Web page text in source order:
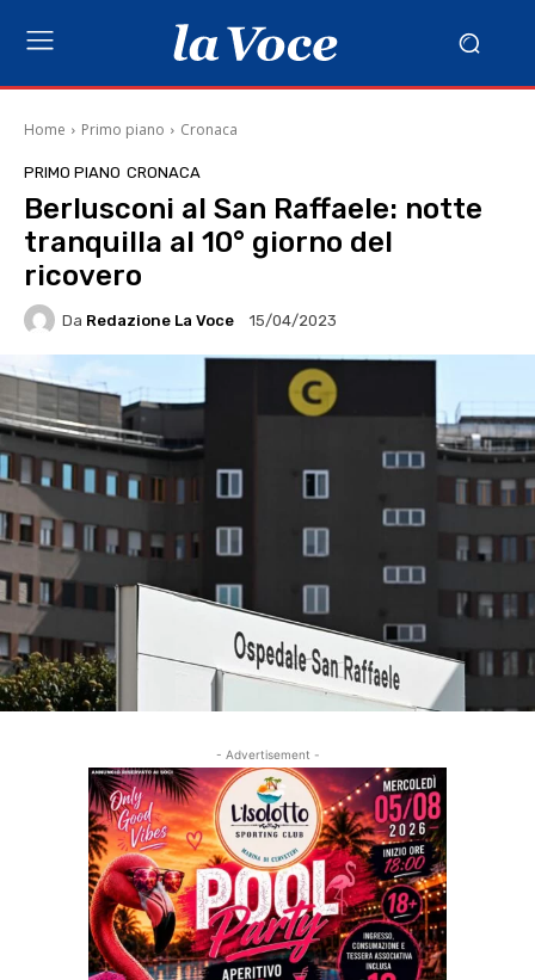
Home Primo piano Cronaca
PRIMO PIANO CRONACA
Berlusconi al San Raffaele: notte
tranquilla al 10° giorno del
ricovero
Da Redazione La Voce 15/04/2023
- Advertisement -